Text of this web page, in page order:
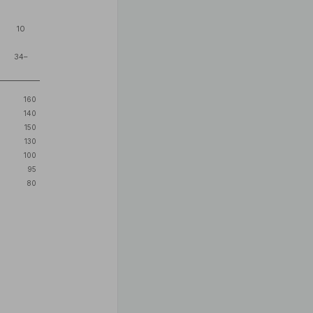
10
34–
160
140
150
130
100
95
80